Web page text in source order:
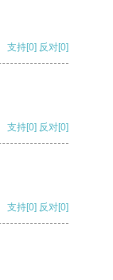
支持[0] 反对[0]
支持[0] 反对[0]
支持[0] 反对[0]